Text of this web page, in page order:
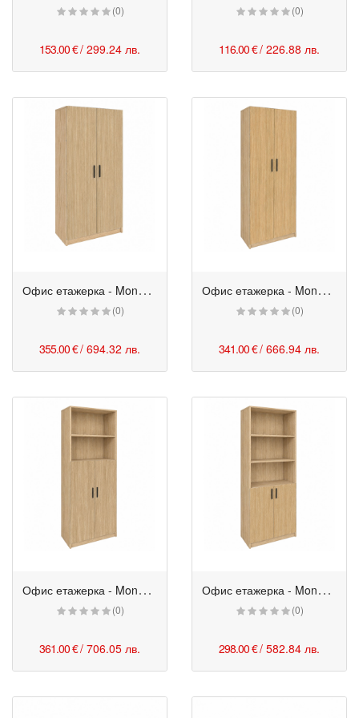
(0)
153.00 €/ 299.24 лв.
(0)
116.00 €/ 226.88 лв.
О
фис етажерка - Monaco с цели врати 80/40/162h см бряст
(0)
355.00 €/ 694.32 лв.
О
фис етажерка - Monaco с цели врати 80/40/200h см бряст
(0)
341.00 €/ 666.94 лв.
О
фис етажерка - Monaco с 3/5 врати 80/40/200h см бяла
(0)
361.00 €/ 706.05 лв.
О
фис етажерка - Monaco с 2/5 врати 80/40/200h см бряст
(0)
298.00 €/ 582.84 лв.